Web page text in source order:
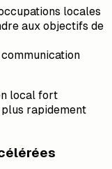
locales
aux objectifs de
local fort
rapidement